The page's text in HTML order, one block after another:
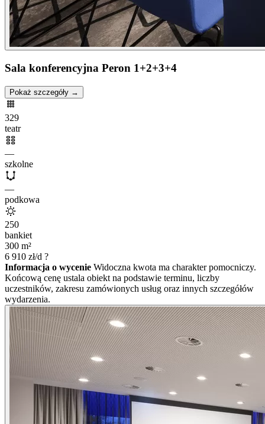
Sala konferencyjna Peron 1+2+3+4
Pokaż szczegóły →
329
teatr
—
szkolne
—
podkowa
250
bankiet
300 m²
6 910 zł/d ?
Informacja o wycenie Widoczna kwota ma charakter pomocniczy.
Końcową cenę ustala obiekt na podstawie terminu, liczby
uczestników, zakresu zamówionych usług oraz innych szczegółów
wydarzenia.